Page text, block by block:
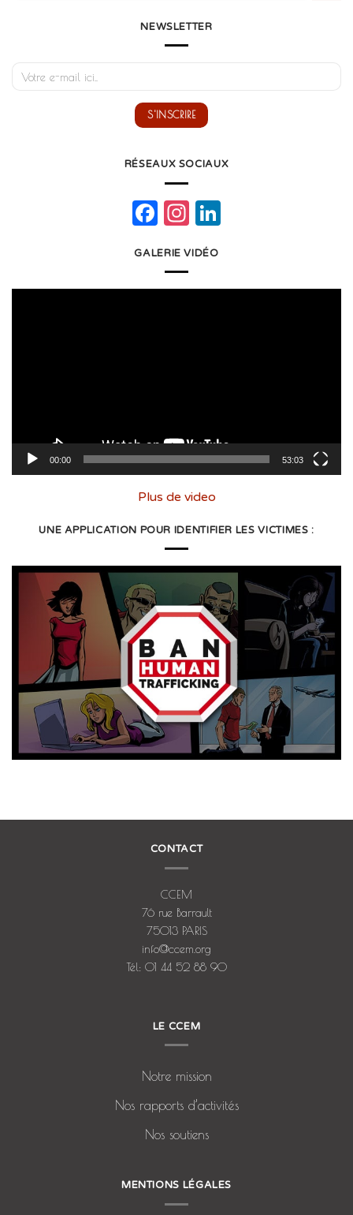
NEWSLETTER
RÉSEAUX SOCIAUX
Facebook
Instagram
GALERIE VIDÉO
00:00 53:03
Plus de video
UNE APPLICATION POUR IDENTIFIER LES VICTIMES :
CONTACT
CCEM
76 rue Barrault
75013 PARIS
info@ccem.org
Tél: 01 44 52 88 90
LE CCEM
Notre mission
Nos rapports d’activités
Nos soutiens
MENTIONS LÉGALES